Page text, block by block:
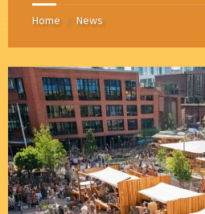
Home / News